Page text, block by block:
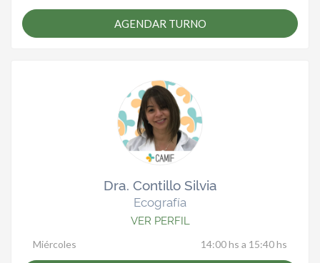
AGENDAR TURNO
Dra. Contillo Silvia
Ecografía
VER PERFIL
Miércoles 14:00 hs a 15:40 hs